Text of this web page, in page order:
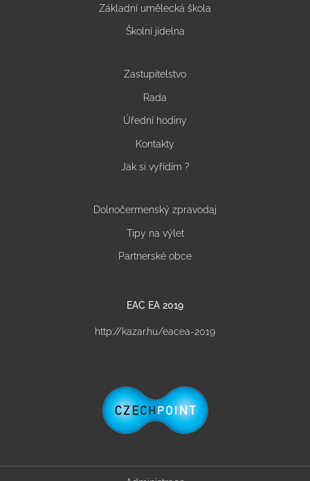
Základní umělecká škola
Školní jídelna
Zastupitelstvo
Rada
Úřední hodiny
Kontakty
Jak si vyřídím ?
Dolnočermenský zpravodaj
Tipy na výlet
Partnerské obce
EAC EA 2019
http://kazar.hu/eacea-2019